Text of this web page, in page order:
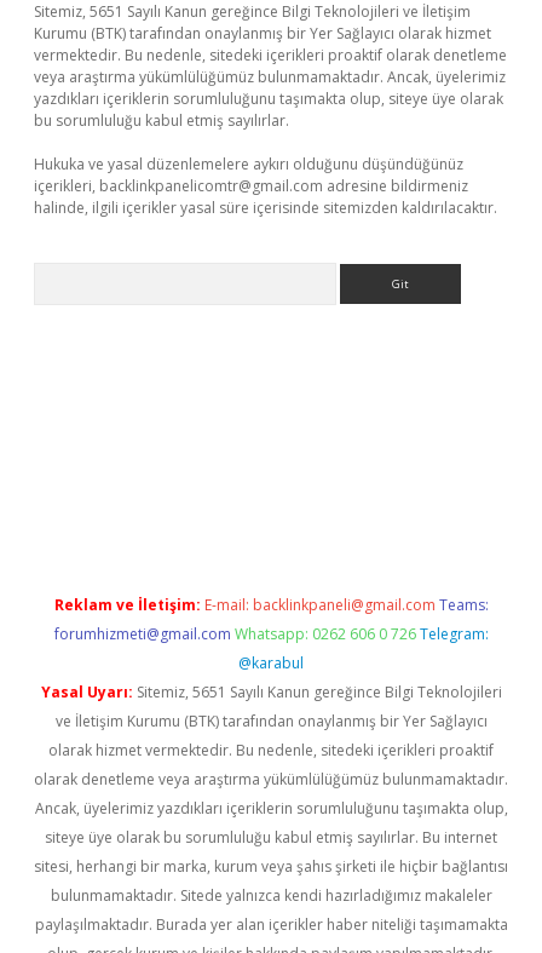
Sitemiz, 5651 Sayılı Kanun gereğince Bilgi Teknolojileri ve İletişim
Kurumu (BTK) tarafından onaylanmış bir Yer Sağlayıcı olarak hizmet
vermektedir. Bu nedenle, sitedeki içerikleri proaktif olarak denetleme
veya araştırma yükümlülüğümüz bulunmamaktadır. Ancak, üyelerimiz
yazdıkları içeriklerin sorumluluğunu taşımakta olup, siteye üye olarak
bu sorumluluğu kabul etmiş sayılırlar.
Hukuka ve yasal düzenlemelere aykırı olduğunu düşündüğünüz
içerikleri, backlinkpanelicomtr@gmail.com adresine bildirmeniz
halinde, ilgili içerikler yasal süre içerisinde sitemizden kaldırılacaktır.
Reklam ve İletişim: E-mail: backlinkpaneli@gmail.com Teams:
forumhizmeti@gmail.com Whatsapp: 0262 606 0 726 Telegram:
@karabul
Yasal Uyarı: Sitemiz, 5651 Sayılı Kanun gereğince Bilgi Teknolojileri
ve İletişim Kurumu (BTK) tarafından onaylanmış bir Yer Sağlayıcı
olarak hizmet vermektedir. Bu nedenle, sitedeki içerikleri proaktif
olarak denetleme veya araştırma yükümlülüğümüz bulunmamaktadır.
Ancak, üyelerimiz yazdıkları içeriklerin sorumluluğunu taşımakta olup,
siteye üye olarak bu sorumluluğu kabul etmiş sayılırlar. Bu internet
sitesi, herhangi bir marka, kurum veya şahıs şirketi ile hiçbir bağlantısı
bulunmamaktadır. Sitede yalnızca kendi hazırladığımız makaleler
paylaşılmaktadır. Burada yer alan içerikler haber niteliği taşımamakta